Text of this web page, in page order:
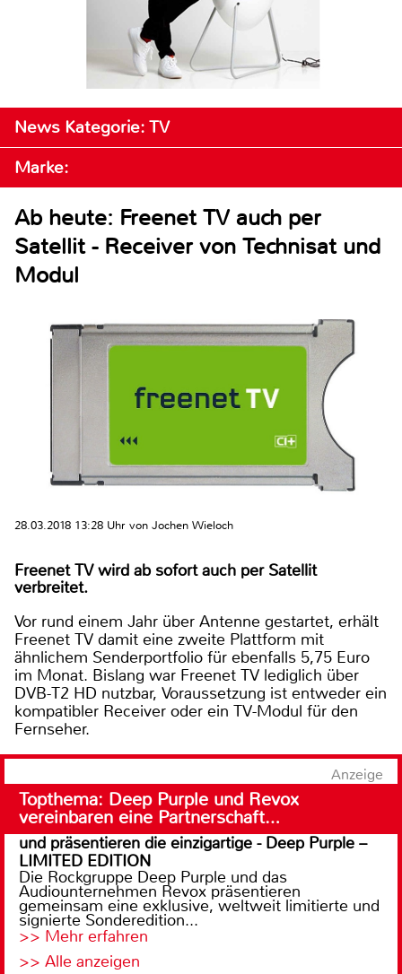
News Kategorie: TV
Marke:
Ab heute: Freenet TV auch per
Satellit - Receiver von Technisat und
Modul
28.03.2018 13:28 Uhr von Jochen Wieloch
Freenet TV wird ab sofort auch per Satellit
verbreitet.
Vor rund einem Jahr über Antenne gestartet, erhält
Freenet TV damit eine zweite Plattform mit
ähnlichem Senderportfolio für ebenfalls 5,75 Euro
im Monat. Bislang war Freenet TV lediglich über
DVB-T2 HD nutzbar, Voraussetzung ist entweder ein
kompatibler Receiver oder ein TV-Modul für den
Fernseher.
Anzeige
Topthema: Deep Purple und Revox
vereinbaren eine Partnerschaft…
und präsentieren die einzigartige - Deep Purple –
LIMITED EDITION
Die Rockgruppe Deep Purple und das
Audiounternehmen Revox präsentieren
gemeinsam eine exklusive, weltweit limitierte und
signierte Sonderedition...
>> Mehr erfahren
>> Alle anzeigen